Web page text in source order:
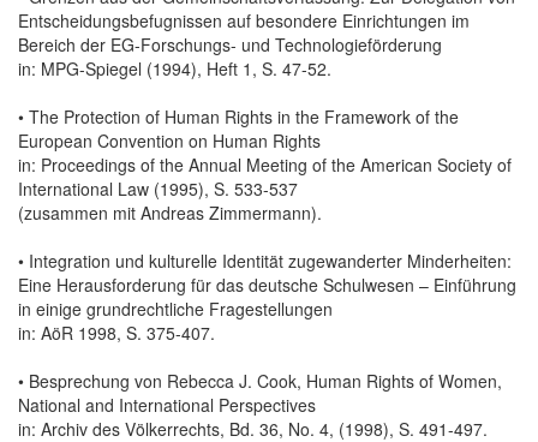
Entscheidungsbefugnissen auf besondere Einrichtungen im
Bereich der EG-Forschungs- und Technologieförderung
in: MPG-Spiegel (1994), Heft 1, S. 47-52.
• The Protection of Human Rights in the Framework of the
European Convention on Human Rights
in: Proceedings of the Annual Meeting of the American Society of
International Law (1995), S. 533-537
(zusammen mit Andreas Zimmermann).
• Integration und kulturelle Identität zugewanderter Minderheiten:
Eine Herausforderung für das deutsche Schulwesen – Einführung
in einige grundrechtliche Fragestellungen
in: AöR 1998, S. 375-407.
• Besprechung von Rebecca J. Cook, Human Rights of Women,
National and International Perspectives
in: Archiv des Völkerrechts, Bd. 36, No. 4, (1998), S. 491-497.